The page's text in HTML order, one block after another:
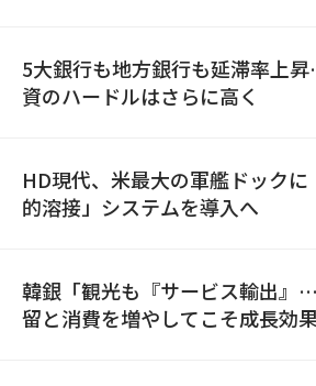
5大銀行も地方銀行も延滞率上
資のハードルはさらに高く
HD現代、米最大の軍艦ドックに
的溶接」システムを導入へ
韓銀「観光も『サービス輸出』
留と消費を増やしてこそ成長効果